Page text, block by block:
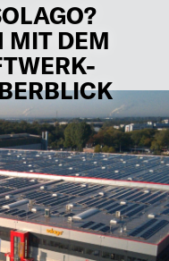
MIT DEM